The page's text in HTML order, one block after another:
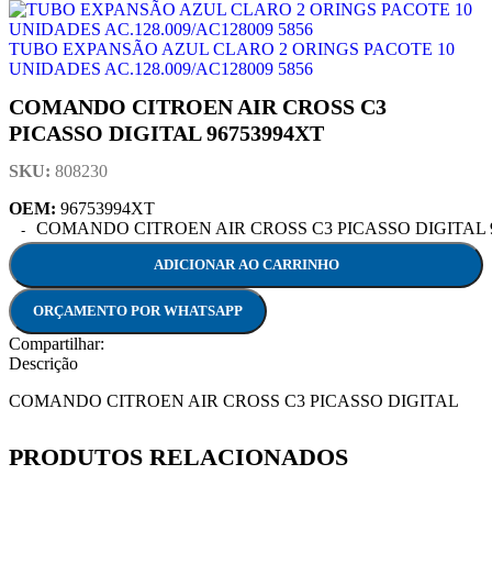
TUBO EXPANSÃO AZUL CLARO 2 ORINGS PACOTE 10
UNIDADES AC.128.009/AC128009 5856
COMANDO CITROEN AIR CROSS C3
PICASSO DIGITAL 96753994XT
SKU: 808230
OEM: 96753994XT
COMANDO CITROEN AIR CROSS C3 PICASSO DIGITAL
ADICIONAR AO CARRINHO
ORÇAMENTO POR WHATSAPP
Compartilhar:
Descrição
COMANDO CITROEN AIR CROSS C3 PICASSO DIGITAL
PRODUTOS RELACIONADOS